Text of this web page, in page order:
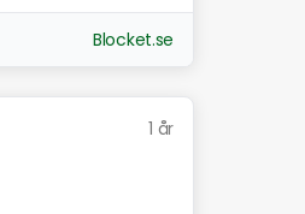
Blocket.se
1 år